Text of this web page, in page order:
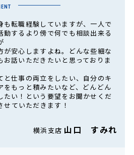
も転職経験していますが、一人で
動するより傍で何でも相談出来る
が安心しますよね。どんな些細な
お話いただきたいと思っておりま
と仕事の両立をしたい、自分のキ
をもっと積みたいなど、どんどん
たい！という要望をお聞かせくだ
ていただきます！
横浜支店 山口 すみれ